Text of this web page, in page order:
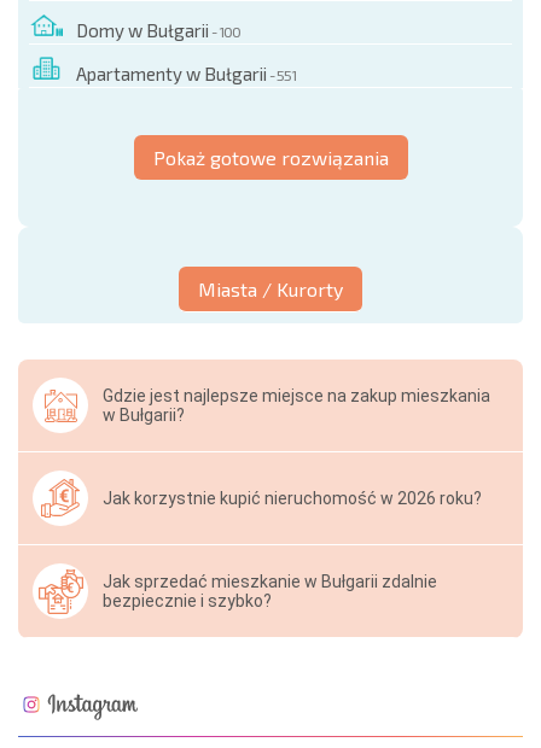
Domy w Bułgarii - 100
Apartamenty w Bułgarii - 551
Pokaż gotowe rozwiązania
Miasta / Kurorty
Gdzie jest najlepsze miejsce na zakup mieszkania
w Bułgarii?
Jak korzystnie kupić nieruchomość w 2026 roku?
Jak sprzedać mieszkanie w Bułgarii zdalnie
bezpiecznie i szybko?